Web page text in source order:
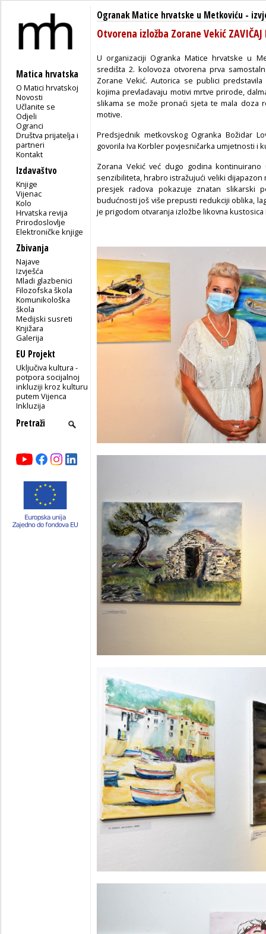
Matica hrvatska
O Matici hrvatskoj
Novosti
Učlanite se
Odjeli
Ogranci
Društva prijatelja i
partneri
Kontakt
Izdavaštvo
Knjige
Vijenac
Kolo
Hrvatska revija
Prirodoslovlje
Elektroničke knjige
Zbivanja
Najave
Izvješća
Mladi glazbenici
Filozofska škola
Komunikološka
škola
Medijski susreti
Knjižara
Galerija
EU Projekt
Uključiva kultura -
potpora socijalnoj
inkluziji kroz kulturu
putem Vijenca
Inkluzija
Ogranak Matice hrvatske u Metkoviću -
Otvorena izložba Zorane Vekić ZAVIČAJ
U organizaciji Ogranka Matice hrvatske u
središta 2. kolovoza otvorena prva
Zorane Vekić. Autorica se publici
kojima prevladavaju motivi mrtve prirode,
slikama se može pronaći sjeta te mala doza
motive.
Predsjednik metkovskog Ogranka Božidar
govorila Iva Korbler povjesničarka umjetnosti i
Zorana Vekić već dugo godina
senzibiliteta, hrabro istražujući veliki
presjek radova pokazuje znatan
budućnosti još više prepusti redukciji oblika,
je prigodom otvaranja izložbe likovna